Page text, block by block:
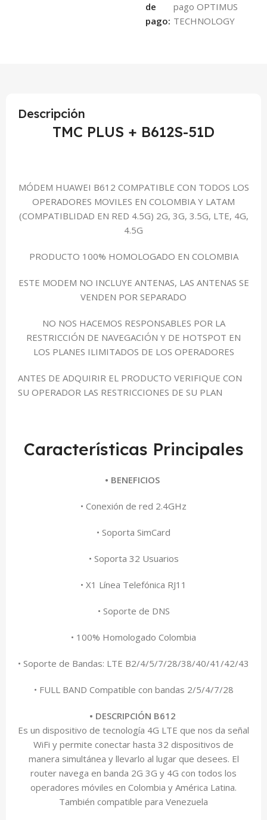
de
pago:
Descripción
TMC PLUS + B612S-51D
MÓDEM HUAWEI B612 COMPATIBLE CON TODOS LOS
OPERADORES MOVILES EN COLOMBIA Y LATAM
(COMPATIBLIDAD EN RED 4.5G) 2G, 3G, 3.5G, LTE, 4G,
4.5G
PRODUCTO 100% HOMOLOGADO EN COLOMBIA
ESTE MODEM NO INCLUYE ANTENAS, LAS ANTENAS SE
VENDEN POR SEPARADO
NO NOS HACEMOS RESPONSABLES POR LA
RESTRICCIÓN DE NAVEGACIÓN Y DE HOTSPOT EN
LOS PLANES ILIMITADOS DE LOS OPERADORES
ANTES DE ADQUIRIR EL PRODUCTO VERIFIQUE CON
SU OPERADOR LAS RESTRICCIONES DE SU PLAN
Características Principales
• BENEFICIOS
• Conexión de red 2.4GHz
• Soporta SimCard
• Soporta 32 Usuarios
• X1 Línea Telefónica RJ11
• Soporte de DNS
• 100% Homologado Colombia
• Soporte de Bandas: LTE B2/4/5/7/28/38/40/41/42/43
• FULL BAND Compatible con bandas 2/5/4/7/28
• DESCRIPCIÓN B612
Es un dispositivo de tecnología 4G LTE que nos da señal
WiFi y permite conectar hasta 32 dispositivos de
manera simultánea y llevarlo al lugar que desees. El
router navega en banda 2G 3G y 4G con todos los
operadores móviles en Colombia y América Latina.
También compatible para Venezuela